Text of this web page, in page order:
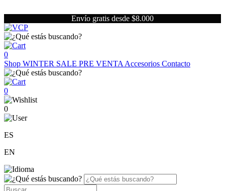
Envío gratis desde $8.000
0
Shop WINTER SALE PRE VENTA Accesorios Contacto
0
0
ES
EN